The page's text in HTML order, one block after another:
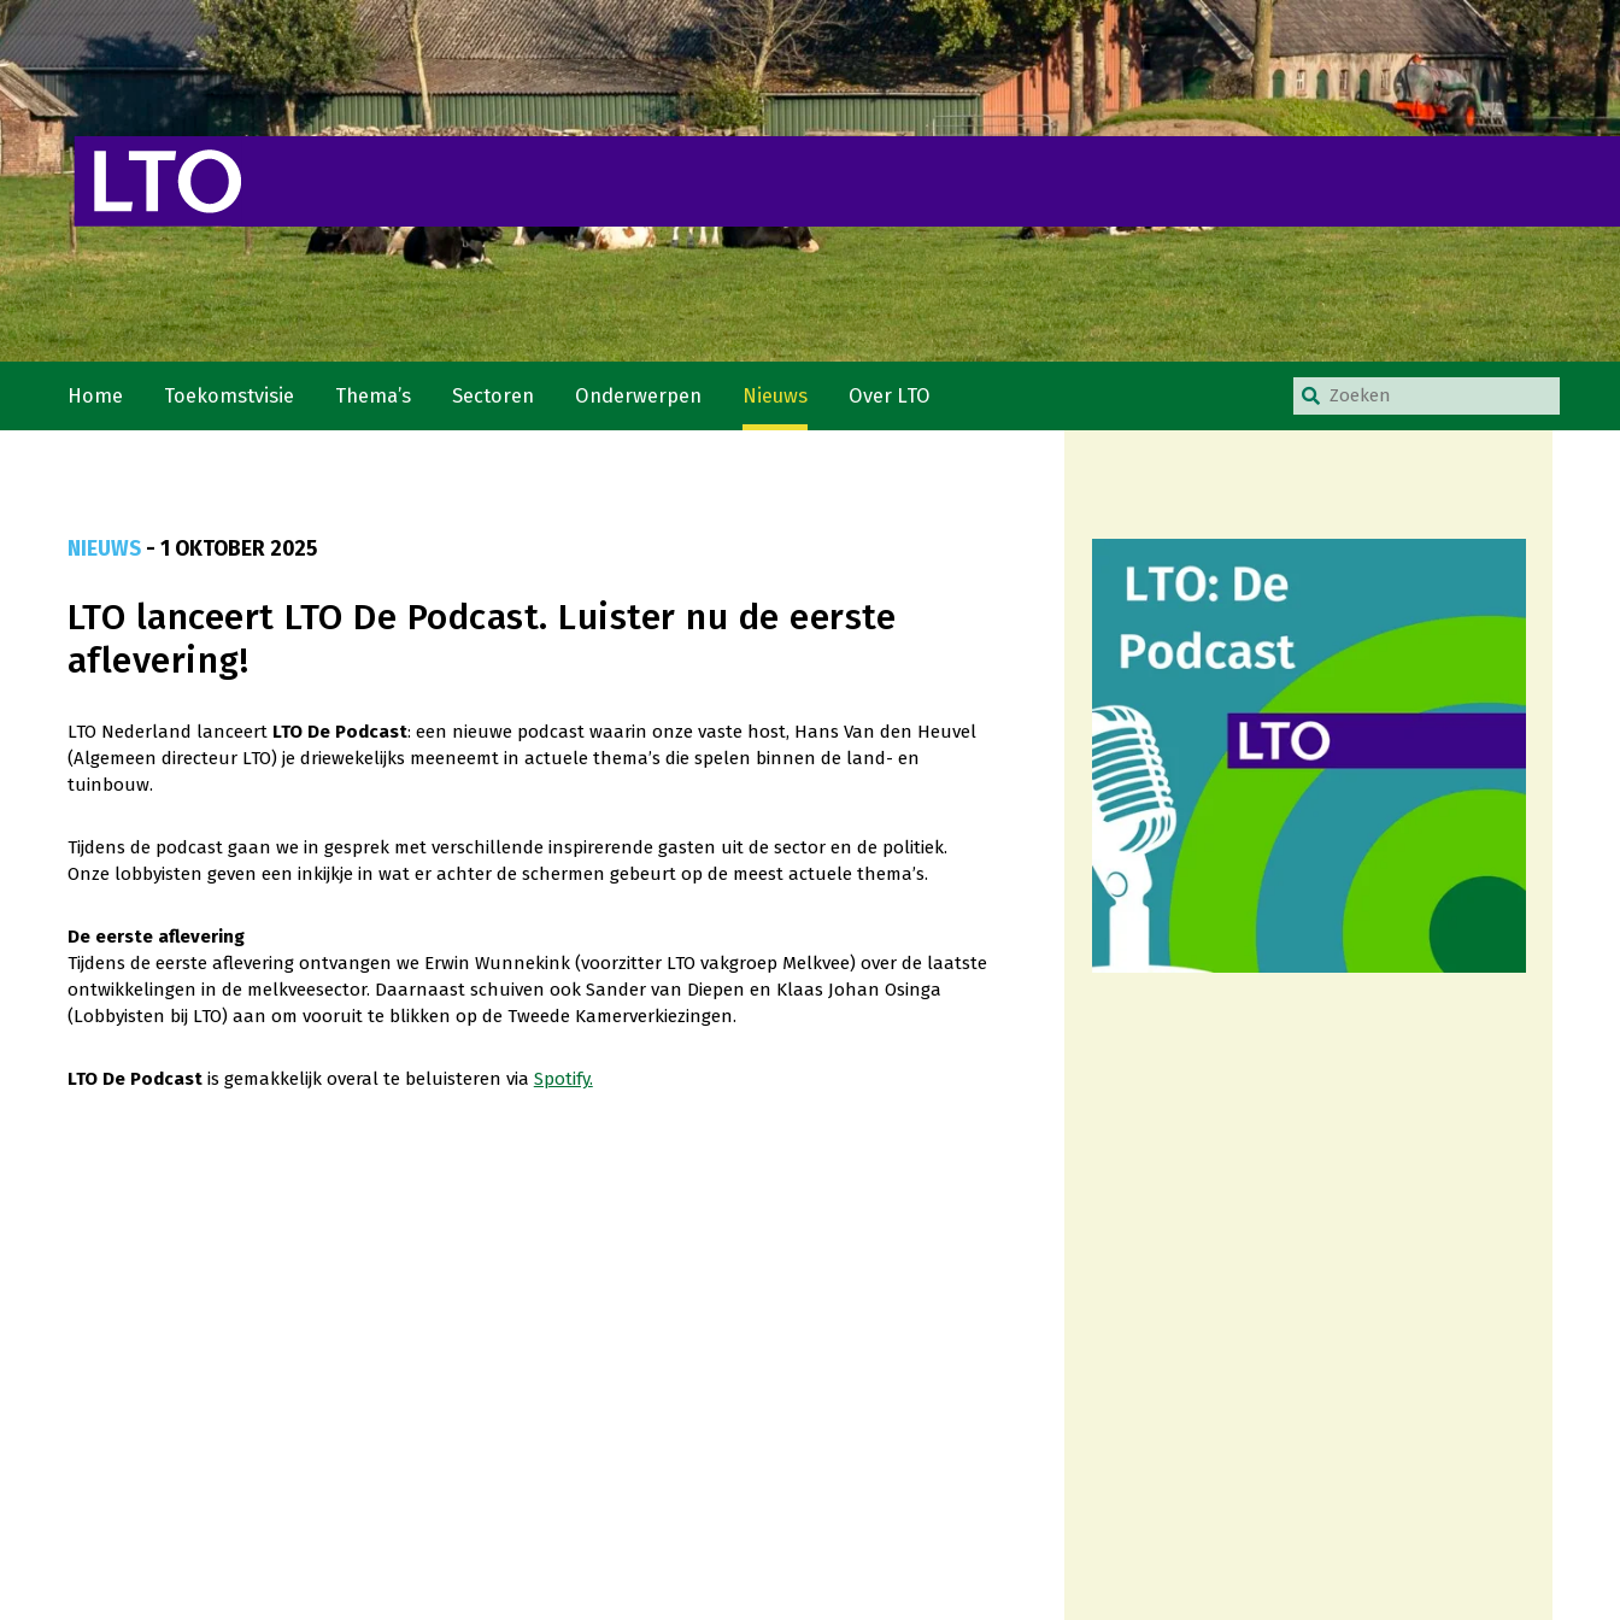
Home Toekomstvisie Thema’s Sectoren Onderwerpen Nieuws Over LTO
NIEUWS- 1 OKTOBER 2025
LTO lanceert LTO De Podcast. Luister nu de eerste
aflevering!
LTO Nederland lanceert LTO De Podcast: een nieuwe podcast waarin onze vaste host, Hans Van den Heuvel
(Algemeen directeur LTO) je driewekelijks meeneemt in actuele thema’s die spelen binnen de land- en
tuinbouw.
Tijdens de podcast gaan we in gesprek met verschillende inspirerende gasten uit de sector en de politiek.
Onze lobbyisten geven een inkijkje in wat er achter de schermen gebeurt op de meest actuele thema’s.
De eerste aflevering
Tijdens de eerste aflevering ontvangen we Erwin Wunnekink (voorzitter LTO vakgroep Melkvee) over de laatste
ontwikkelingen in de melkveesector. Daarnaast schuiven ook Sander van Diepen en Klaas Johan Osinga
(Lobbyisten bij LTO) aan om vooruit te blikken op de Tweede Kamerverkiezingen.
LTO De Podcastis gemakkelijk overal te beluisteren via Spotify.